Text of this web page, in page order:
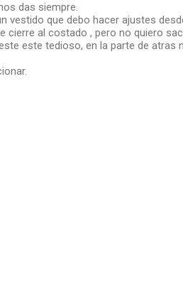
das siempre.
vestido que debo hacer ajustes
cierre al costado , pero no quiero
este tedioso, en la parte de atras